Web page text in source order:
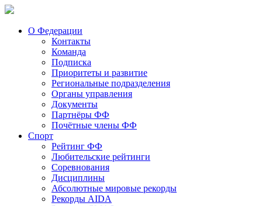
О Федерации
Контакты
Команда
Подписка
Приоритеты и развитие
Региональные подразделения
Органы управления
Документы
Партнёры ФФ
Почётные члены ФФ
Спорт
Рейтинг ФФ
Любительские рейтинги
Соревнования
Дисциплины
Абсолютные мировые рекорды
Рекорды AIDA